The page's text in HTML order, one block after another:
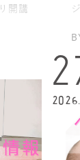
開講